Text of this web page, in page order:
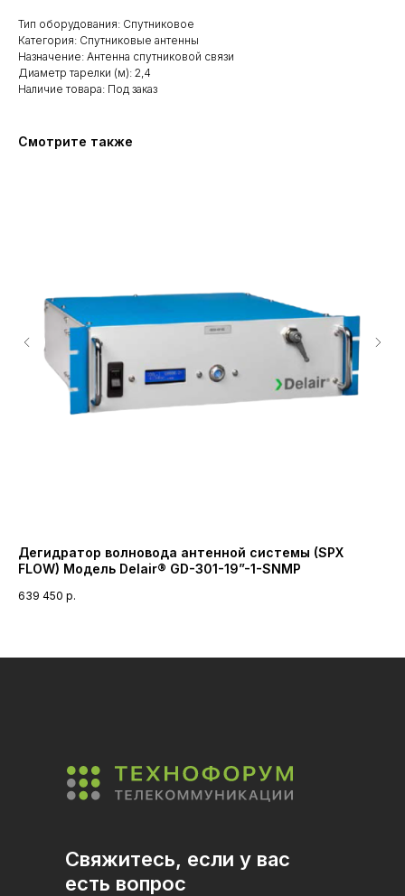
Тип оборудования: Спутниковое
Категория: Спутниковые антенны
Назначение: Антенна спутниковой связи
Диаметр тарелки (м): 2,4
Наличие товара: Под заказ
Смотрите также
Дегидратор волновода антенной системы (SPX
FLOW) Модель Delair® GD-301-19”-1-SNMP
639 450 р.
Свяжитесь, если у вас
есть вопрос